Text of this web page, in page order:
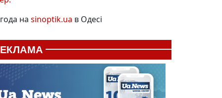
на sinoptik.ua в Одесі